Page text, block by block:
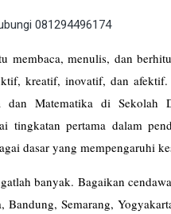
membaca, menulis, dan
kreatif, inovatif, dan
dan Matematika di Sekolah
tingkatan pertama dalam
dasar yang mempengaruhi
banyak. Bagaikan
Semarang,